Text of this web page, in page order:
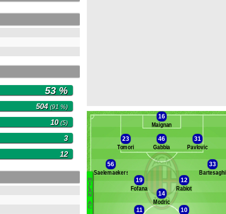
53 %
504 (91 %)
10(5)
3
12
Banc des remplaçantsMilan AC
Odogu
Jashari
M
I
L
A
N
A
C
16
Maignan
23
Tomori
46
Gabbia
31
Pavlovic
56
Saelemaekers
33
Bartesaghi
19
Fofana
12
Rabiot
14
Modric
11
10